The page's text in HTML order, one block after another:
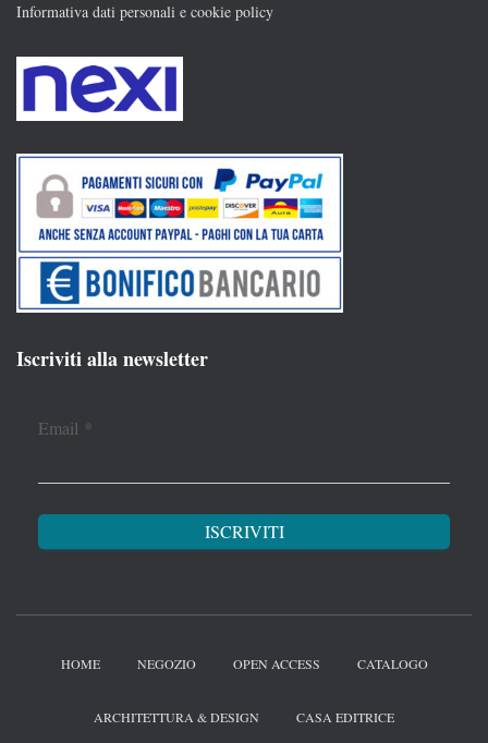
Informativa dati personali e cookie policy
Iscriviti alla newsletter
Email *
HOME NEGOZIO OPEN ACCESS CATALOGO
ARCHITETTURA & DESIGN CASA EDITRICE